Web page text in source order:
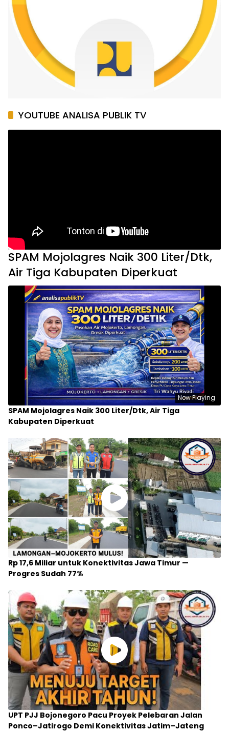
YOUTUBE ANALISA PUBLIK TV
SPAM Mojolagres Naik 300 Liter/Dtk,
Air Tiga Kabupaten Diperkuat
Now Playing
SPAM Mojolagres Naik 300 Liter/Dtk, Air Tiga
Kabupaten Diperkuat
Rp 17,6 Miliar untuk Konektivitas Jawa Timur —
Progres Sudah 77%
UPT PJJ Bojonegoro Pacu Proyek Pelebaran Jalan
Ponco–Jatirogo Demi Konektivitas Jatim–Jateng